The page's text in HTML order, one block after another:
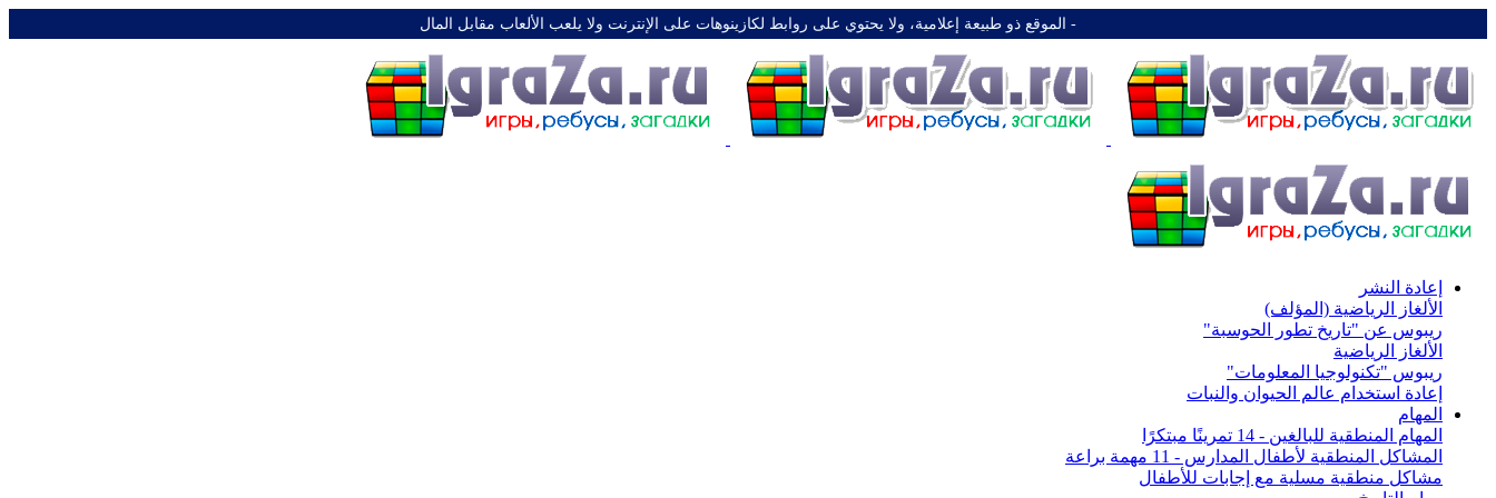
-️ الموقع ذو طبيعة إعلامية، ولا يحتوي على روابط لكازينوهات على الإنترنت ولا يلعب الألعاب مقابل المال
إعادة النشر
الألغاز الرياضية (المؤلف)
ريبوس عن "تاريخ تطور الحوسبة"
الألغاز الرياضية
ريبوس "تكنولوجيا المعلومات"
إعادة استخدام عالم الحيوان والنبات
المهام
المهام المنطقية للبالغين - 14 تمرينًا مبتكرًا
المشاكل المنطقية لأطفال المدارس - 11 مهمة براعة
مشاكل منطقية مسلية مع إجابات للأطفال